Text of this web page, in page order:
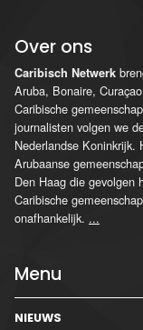
Over ons
Caribisch Netwerk
Aruba, Bonaire,
Caribische
journalisten volgen we
Nederlandse
Arubaanse
Den Haag die gevolgen
Caribische
onafhankelijk. ...
Menu
NIEUWS